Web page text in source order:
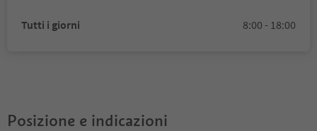
Tutti i giorni 8:00 - 18:00
Posizione e indicazioni